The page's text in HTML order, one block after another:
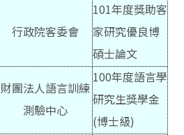
行政院客委會
101年度獎助客
家研究優良博
碩士論文
財團法人語言訓練
測驗中心
100年度語言學
研究生獎學金
(博士級)